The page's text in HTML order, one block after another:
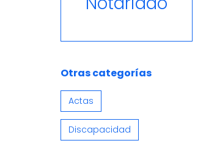
Otras categorías
Actas
Discapacidad